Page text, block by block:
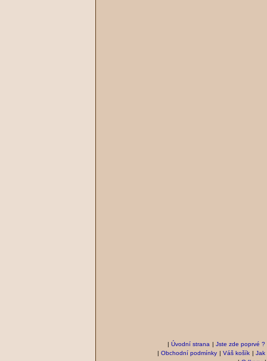
| Úvodní strana | Jste zde poprvé ?
| Obchodní podmínky | Váš košík | Jak